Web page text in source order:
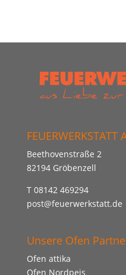
Beethovenstraße 2
82194 Gröbenzell
T 08142 469294
post@feuerwerkstatt.de
Unsere Ofen
Ofen attika
Ofen Nordpeis